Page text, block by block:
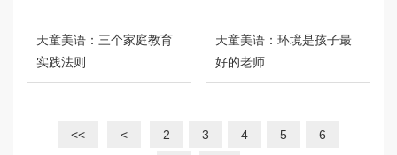
天童美语：三个家庭教育
实践法则...
天童美语：环境是孩子最
好的老师...
<< < 2 3 4 5 6